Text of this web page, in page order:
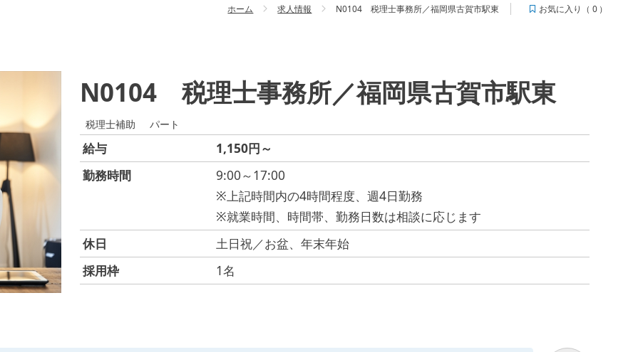
ホーム 求人情報 N0104 税理士事務所／福岡県古賀市駅東 お気に入り（ 0 ）
N0104 税理士事務所／福岡県古賀市駅東
税理士補助 パート
給与
1,150円～
勤務時間
9:00～17:00
※上記時間内の4時間程度、週4日勤務
※就業時間、時間帯、勤務日数は相談に応じます
休日
土日祝／お盆、年末年始
採用枠
1名